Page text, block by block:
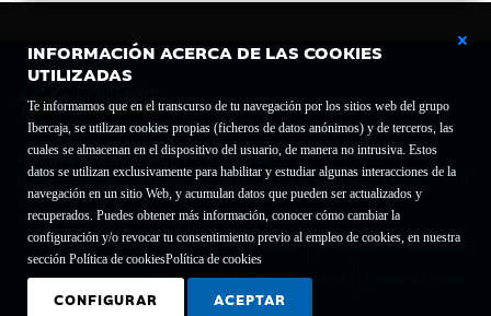
INFORMACIÓN ACERCA DE LAS COOKIES
UTILIZADAS
Te informamos que en el transcurso de tu navegación por los sitios web del grupo
Ibercaja, se utilizan cookies propias (ficheros de datos anónimos) y de terceros, las
cuales se almacenan en el dispositivo del usuario, de manera no intrusiva. Estos
datos se utilizan exclusivamente para habilitar y estudiar algunas interacciones de la
navegación en un sitio Web, y acumulan datos que pueden ser actualizados y
recuperados. Puedes obtener más información, conocer cómo cambiar la
configuración y/o revocar tu consentimiento previo al empleo de cookies, en nuestra
sección Política de cookiesPolítica de cookies
CONFIGURAR ACEPTAR
Fundación Bancaria Ibercaja C.I.F. G-50000652.
Inscrita en el Registro de Fundaciones del Mº de Educación, Cultura y Deporte con el nº
1689.
Domicilio social: Joaquín Costa, 13. 50001 Zaragoza.
Contacto
Declaración de accesibilidad
Aviso legal Política de privacidad